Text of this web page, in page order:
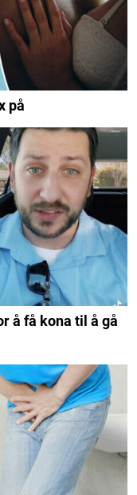
på
å få kona til å gå